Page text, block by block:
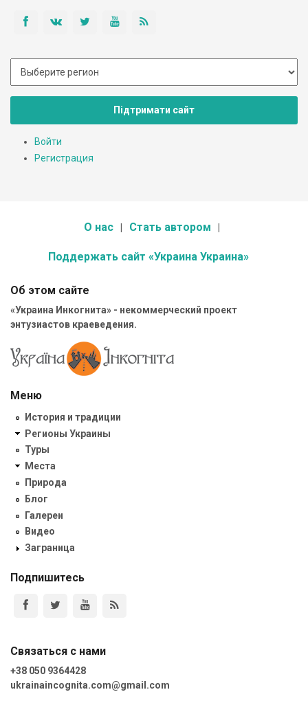
Підтримати сайт
Войти
Регистрация
О нас Стать автором
Поддержать сайт «Украина Украина»
Об этом сайте
«Украина Инкогнита» - некоммерческий проект
энтузиастов краеведения.
Меню
История и традиции
Регионы Украины
Туры
Места
Природа
Блог
Галереи
Видео
Заграница
Подпишитесь
Связаться с нами
+38 050 9364428
ukrainaincognita.com@gmail.com